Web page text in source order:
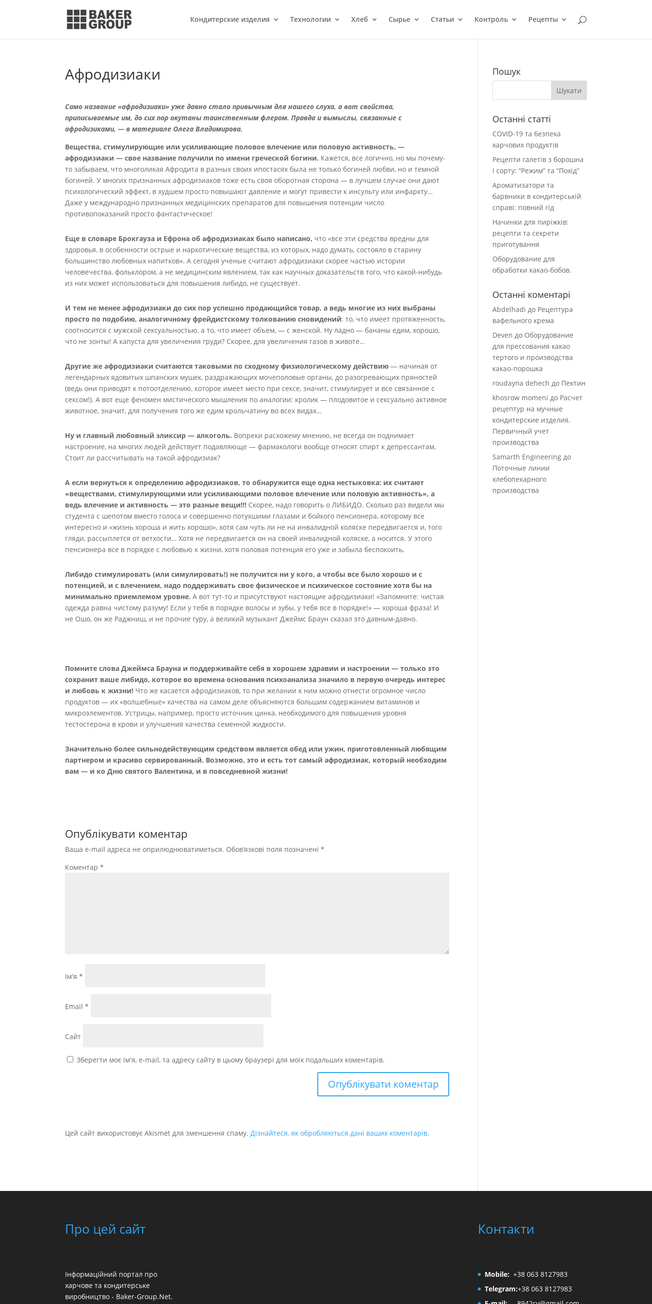
Кондитерcкие изделия Технологии Хлеб Сырье Статьи Контроль Рецепты
Афродизиаки
Само название «афродизиаки» уже давно стало привычным для нашего слуха, а вот свойства,
приписываемые им, до сих пор окутаны таинственным флером. Правда и вымыслы, связанные с
афродизиками, — в материале Олега Владимирова.
Вещества, стимулирующие или усиливающие половое влечение или половую активность, —
афродизиаки — свое название получили по имени греческой богини. Кажется, все логично, но мы почему-
то забываем, что многоликая Афродита в разных своих ипостасях была не только богиней любви, но и темной
богиней. У многих признанных афродизиаков тоже есть своя оборотная сторона — в лучшем случае они дают
психологический эффект, в худшем просто повышают давление и могут привести к инсульту или инфаркту…
Даже у международно признанных медицинских препаратов для повышения потенции число
противопоказаний просто фантастическое!
Еще в словаре Брокгауза и Ефрона об афродизиаках было написано, что «все эти средства вредны для
здоровья, в особенности острые и наркотические вещества, из которых, надо думать, состояло в старину
большинство любовных напитков». А сегодня ученые считают афродизиаки скорее частью истории
человечества, фольклором, а не медицинским явлением, так как научных доказательств того, что какой-нибудь
из них может использоваться для повышения либидо, не существует.
И тем не менее афродизиаки до сих пор успешно продающийся товар, а ведь многие из них выбраны
просто по подобию, аналогичному фрейдистскому толкованию сновидений: то, что имеет протяженность,
соотносится с мужской сексуальностью, а то, что имеет объем, — с женской. Ну ладно — бананы едим, хорошо,
что не зонты! А капуста для увеличения груди? Скорее, для увеличения газов в животе…
Другие же афродизиаки считаются таковыми по сходному физиологическому действию — начиная от
легендарных ядовитых шпанских мушек, раздражающих мочеполовые органы, до разогревающих пряностей
(ведь они приводят к потоотделению, которое имеет место при сексе, значит, стимулирует и все связанное с
сексом!). А вот еще феномен мистического мышления по аналогии: кролик — плодовитое и сексуально активное
животное, значит, для получения того же едим крольчатину во всех видах…
Ну и главный любовный эликсир — алкоголь. Вопреки расхожему мнению, не всегда он поднимает
настроение, на многих людей действует подавляюще — фармакологи вообще относят спирт к депрессантам.
Стоит ли рассчитывать на такой афродизиак?
А если вернуться к определению афродизиаков, то обнаружится еще одна нестыковка: их считают
«веществами, стимулирующими или усиливающими половое влечение или половую активность», а
ведь влечение и активность — это разные вещи!!! Скорее, надо говорить о ЛИБИДО. Сколько раз видели мы
студента с шепотом вместо голоса и совершенно потухшими глазами и бойкого пенсионера, которому все
интересно и «жизнь хороша и жить хорошо», хотя сам чуть ли не на инвалидной коляске передвигается и, того
гляди, рассыплется от ветхости… Хотя не передвигается он на своей инвалидной коляске, а носится. У этого
пенсионера все в порядке с любовью к жизни, хотя половая потенция его уже и забыла беспокоить.
Либидо стимулировать (или симулировать!) не получится ни у кого, а чтобы все было хорошо и с
потенцией, и с влечением, надо поддерживать свое физическое и психическое состояние хотя бы на
минимально приемлемом уровне.А вот тут-то и присутствуют настоящие афродизиаки! «Запомните: чистая
одежда равна чистому разуму! Если у тебя в порядке волосы и зубы, у тебя все в порядке!» — хороша фраза! И
не Ошо, он же Раджниш, и не прочие гуру, а великий музыкант Джеймc Браун сказал это давным-давно.
Помните слова Джеймса Брауна и поддерживайте себя в хорошем здравии и настроении — только это
сохранит ваше либидо, которое во времена основания психоанализа значило в первую очередь интерес
и любовь к жизни! Что же касается афродизиаков, то при желании к ним можно отнести огромное число
продуктов — их «волшебные» качества на самом деле объясняются большим содержанием витаминов и
микроэлементов. Устрицы, например, просто источник цинка, необходимого для повышения уровня
тестостерона в крови и улучшения качества семенной жидкости.
Значительно более сильнодействующим средством является обед или ужин, приготовленный любящим
партнером и красиво сервированный. Возможно, это и есть тот самый афродизиак, который необходим
вам — и ко Дню святого Валентина, и в повседневной жизни!
Опублікувати коментар
Ваша e-mail адреса не оприлюднюватиметься. Обов’язкові поля позначені*
Коментар*
Ім'я*
Email*
Сайт
Зберегти моє ім'я, e-mail, та адресу сайту в цьому браузері для моїх подальших коментарів.
Цей сайт використовує Akismet для зменшення спаму.Дізнайтеся, як обробляються дані ваших коментарів.
Пошук
Останні статті
COVID-19 та безпека
харчових продуктів
Рецепти галетів з борошна
І сорту: “Режим” та “Похід”
Ароматизатори та
барвники в кондитерській
справі: повний гід
Начинки для пиріжків:
рецепти та секрети
приготування
Оборудование для
обработки какао-бобов.
Останні коментарі
Abdelhadi до Рецептура
вафельного крема
Deven до Оборудование
для прессования какао
тертого и производства
какао-порошка
roudayna dehech до Пектин
khosrow momeni до Расчет
рецептур на мучные
кондитерские изделия.
Первичный учет
производства
Samarth Engineering до
Поточные линии
хлебопекарного
производства
Про цей сайт
Інформаційний портал про
харчове та кондитерське
виробництво - Baker-Group.Net.
Контакти
Mobile:+38 063 8127983
Telegram:+38 063 8127983